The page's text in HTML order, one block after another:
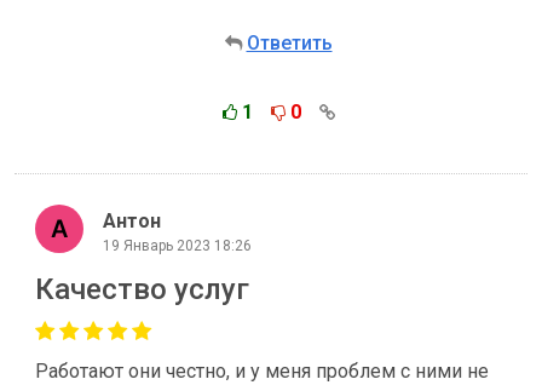
Ответить
1 0
Антон
19 Январь 2023 18:26
Качество услуг
Работают они честно, и у меня проблем с ними не